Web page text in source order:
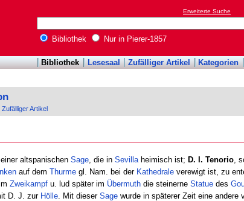
Erweiterte Suche
Bibliothek Nur in Pierer-1857
Bibliothek Lesesaal Zufälliger Artikel Kategorien
Zufälliger Artikel
altspanischen Sage, die in Sevillaheimisch ist; D. I. Tenorio,
auf dem Thurmegl. Nam. bei der Kathedraleverewigt ist, zu
Zweikampfu. lud später im Übermuthdie steinerne Statuedes
D. J. zur Hölle. Mit dieser Sagewurde in späterer Zeit eine andere